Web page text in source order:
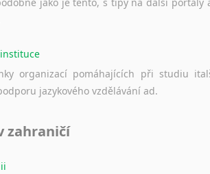
organizací pomáhajících při studiu
jazykového vzdělávání ad.
zahraničí